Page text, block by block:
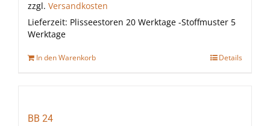
zzgl. Versandkosten
Lieferzeit: Plisseestoren 20 Werktage -Stoffmuster 5
Werktage
In den Warenkorb Details
BB 24